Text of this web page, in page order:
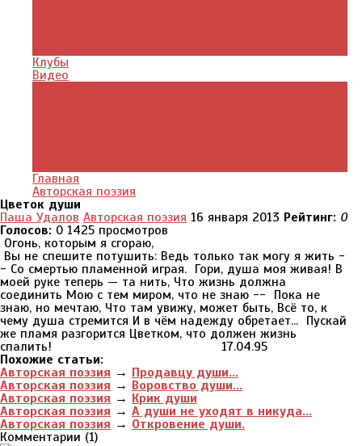
Клубы
Видео
Главная
Авторская поэзия
Цветок души
Паша Удалов Авторская поэзия 16 января 2013 Рейтинг: 0
Голосов: 0 1425 просмотров
Огонь, которым я сгораю,
Вы не спешите потушить: Ведь только так могу я жить -
- Со смертью пламенной играя. Гори, душа моя живая! В
моей руке теперь — та нить, Что жизнь должна
соединить Мою с тем миром, что не знаю -- Пока не
знаю, но мечтаю, Что там увижу, может быть, Всё то, к
чему душа стремится И в чём надежду обретает... Пускай
же пламя разгорится Цветком, что должен жизнь
спалить! 17.04.95
Похожие статьи:
Авторская поэзия → Продавцу души...
Авторская поэзия → Воровство души...
Авторская поэзия → Крик души
Авторская поэзия → А души не уходят в никуда...
Авторская поэзия → Откровение души.
Комментарии (1)